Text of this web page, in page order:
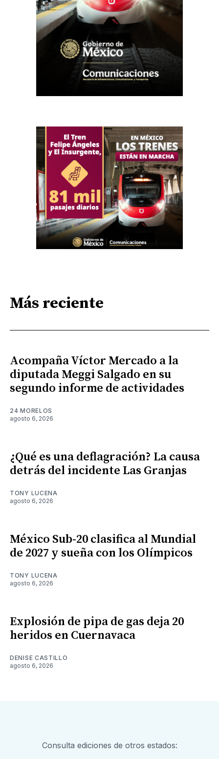
Más reciente
Acompaña Víctor Mercado a la
diputada Meggi Salgado en su
segundo informe de actividades
24 MORELOS
agosto 6, 2026
¿Qué es una deflagración? La causa
detrás del incidente Las Granjas
TONY LUCENA
agosto 6, 2026
México Sub-20 clasifica al Mundial
de 2027 y sueña con los Olímpicos
TONY LUCENA
agosto 6, 2026
Explosión de pipa de gas deja 20
heridos en Cuernavaca
DENISE CASTILLO
agosto 6, 2026
Consulta ediciones de otros estados: